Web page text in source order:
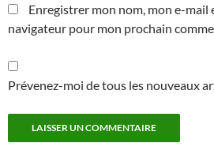
Enregistrer mon nom, mon e-mail
navigateur pour mon prochain
Prévenez-moi de tous les nouveaux